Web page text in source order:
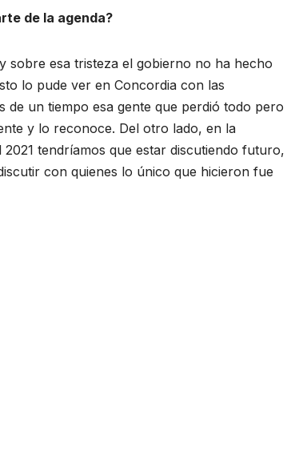
de la agenda?
sobre esa tristeza el gobierno no ha hecho
lo pude ver en Concordia con las
de un tiempo esa gente que perdió todo pero
y lo reconoce. Del otro lado, en la
tendríamos que estar discutiendo futuro,
con quienes lo único que hicieron fue